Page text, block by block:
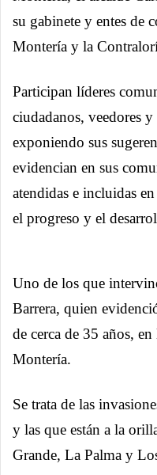
su gabinete y entes de
Montería y la
Participan líderes
ciudadanos, veedores y
exponiendo sus
evidencian en sus
atendidas e incluidas
el progreso y el
Uno de los que
Barrera, quien
de cerca de 35 años,
Montería.
Se trata de las
y las que están a la
Grande, La Palma y